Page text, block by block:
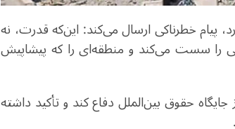
پیام خطرناکی ارسال می‌کند: این‌که قدرت، نه
را سست می‌کند و منطقه‌ای را که پیشاپیش
حقوق بین‌الملل دفاع کند و تأکید داشته